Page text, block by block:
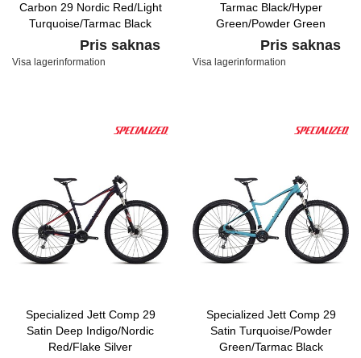
Carbon 29 Nordic Red/Light
Turquoise/Tarmac Black
Pris saknas
Visa lagerinformation
Tarmac Black/Hyper
Green/Powder Green
Pris saknas
Visa lagerinformation
Specialized Jett Comp 29
Satin Deep Indigo/Nordic
Red/Flake Silver
Specialized Jett Comp 29
Satin Turquoise/Powder
Green/Tarmac Black